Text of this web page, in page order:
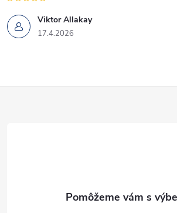
Viktor Allakay
17.4.2026